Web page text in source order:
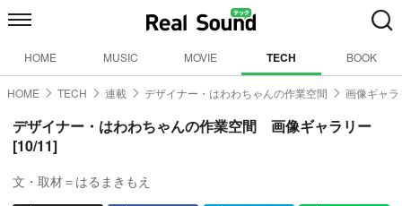
HOME MUSIC MOVIE TECH BOOK
HOME TECH 連載 デザイナー・はわわちゃんの作業空間 画像ギャ
デザイナー・はわわちゃんの作業空間 画像ギャラリー
[10/11]
文・取材＝はるまきもえ